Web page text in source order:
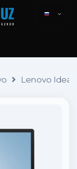
Lenovo